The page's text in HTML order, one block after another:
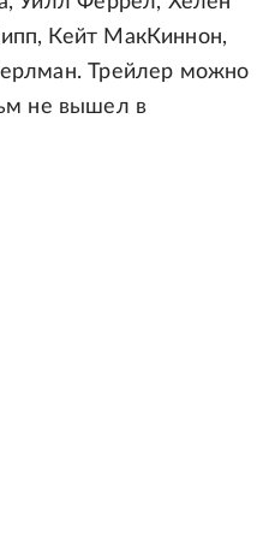
Кейт МакКиннон,
Трейлер можно
не вышел в